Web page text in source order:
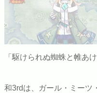
「駆けられぬ蜘蛛と帷あ
和3rdは、ガール・ミーツ